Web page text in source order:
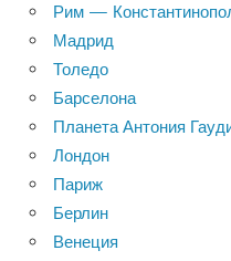
Рим —
Мадрид
Толедо
Барселона
Планета Антония
Лондон
Париж
Берлин
Венеция